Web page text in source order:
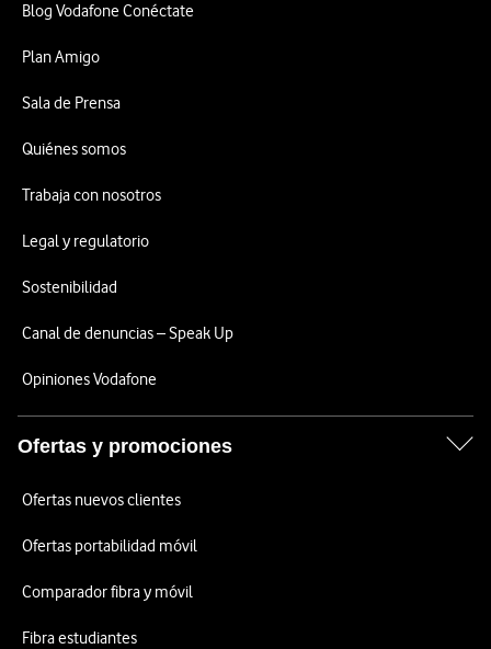
Blog Vodafone Conéctate
Plan Amigo
Sala de Prensa
Quiénes somos
Trabaja con nosotros
Legal y regulatorio
Sostenibilidad
Canal de denuncias – Speak Up
Opiniones Vodafone
Ofertas y promociones
Ofertas nuevos clientes
Ofertas portabilidad móvil
Comparador fibra y móvil
Fibra estudiantes